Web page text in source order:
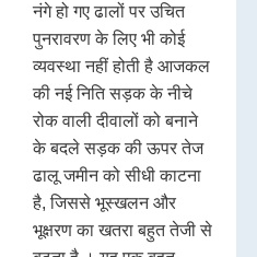
नंगे हो गए ढालों पर उचित
पुनरावरण के लिए भी कोई
व्यवस्था नहीं होती है आजकल
की नई निति सड़क के नीचे
रोक वाली दीवालों को बनाने
के बदले सड़क की ऊपर तेज
ढालू जमीन को सीधी काटना
है, जिससे भूस्खलन और
भूक्षरण का खतरा बहुत तेजी से